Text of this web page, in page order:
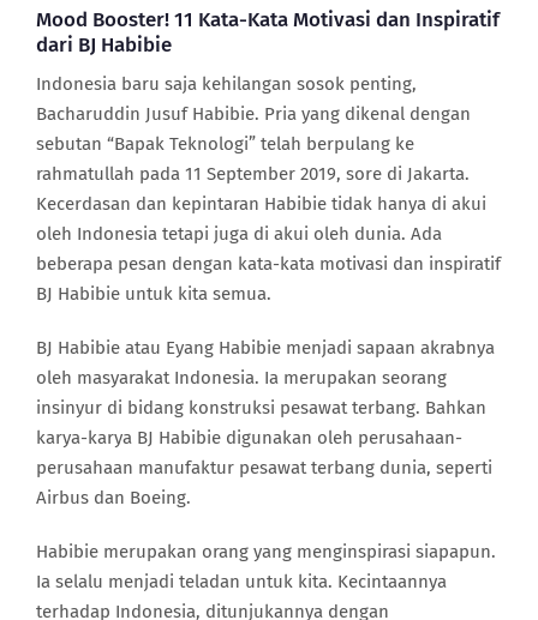
Mood Booster! 11 Kata-Kata Motivasi dan Inspiratif
dari BJ Habibie
Indonesia baru saja kehilangan sosok penting,
Bacharuddin Jusuf Habibie. Pria yang dikenal dengan
sebutan “Bapak Teknologi” telah berpulang ke
rahmatullah pada 11 September 2019, sore di Jakarta.
Kecerdasan dan kepintaran Habibie tidak hanya di akui
oleh Indonesia tetapi juga di akui oleh dunia. Ada
beberapa pesan dengan kata-kata motivasi dan inspiratif
BJ Habibie untuk kita semua.
BJ Habibie atau Eyang Habibie menjadi sapaan akrabnya
oleh masyarakat Indonesia. Ia merupakan seorang
insinyur di bidang konstruksi pesawat terbang. Bahkan
karya-karya BJ Habibie digunakan oleh perusahaan-
perusahaan manufaktur pesawat terbang dunia, seperti
Airbus dan Boeing.
Habibie merupakan orang yang menginspirasi siapapun.
Ia selalu menjadi teladan untuk kita. Kecintaannya
terhadap Indonesia, ditunjukannya dengan